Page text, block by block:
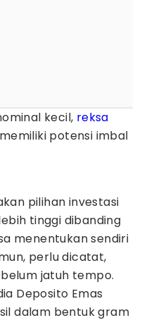
kecil, reksa
potensi imbal
pilihan investasi
tinggi dibanding
menentukan sendiri
perlu dicatat,
jatuh tempo.
Deposito Emas
dalam bentuk gram